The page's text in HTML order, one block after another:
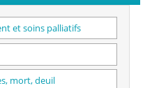
et soins palliatifs
mort, deuil